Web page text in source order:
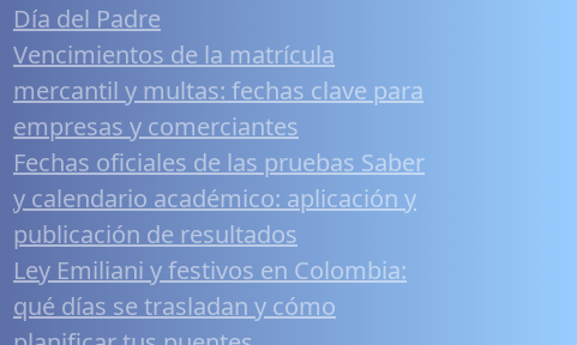
Día del Padre
Vencimientos de la matrícula
mercantil y multas: fechas clave para
empresas y comerciantes
Fechas oficiales de las pruebas Saber
y calendario académico: aplicación y
publicación de resultados
Ley Emiliani y festivos en Colombia:
qué días se trasladan y cómo